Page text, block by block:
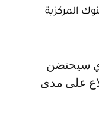
المركزية
على مدى